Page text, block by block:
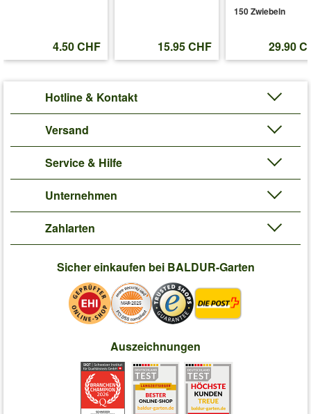
4.50 CHF 15.95 CHF
150 Zwiebeln
29.90
Hotline & Kontakt
Versand
Service & Hilfe
Unternehmen
Zahlarten
Sicher einkaufen bei BALDUR-Garten
Auszeichnungen